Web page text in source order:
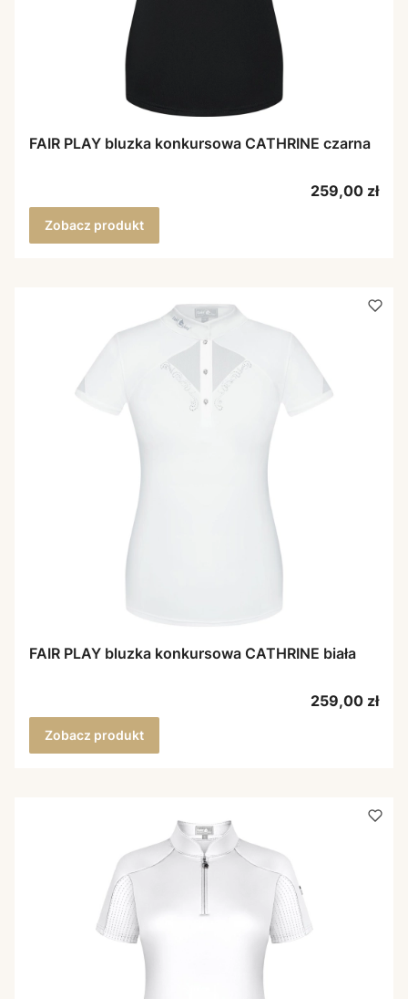
FAIR PLAY bluzka konkursowa CATHRINE czarna
Cena
259,00 zł
Zobacz produkt
FAIR PLAY bluzka konkursowa CATHRINE biała
Cena
259,00 zł
Zobacz produkt